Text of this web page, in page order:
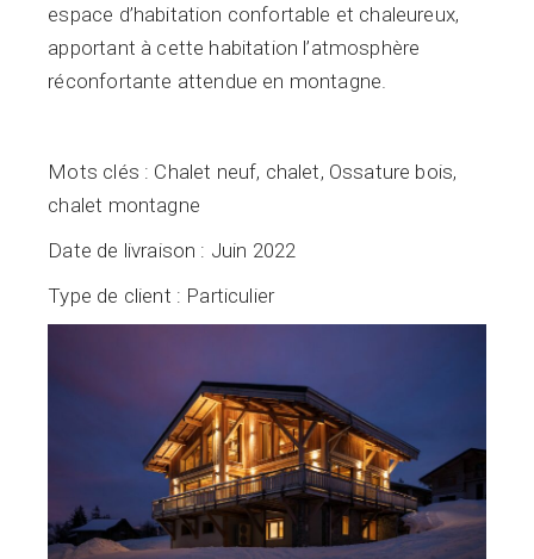
espace d’habitation confortable et chaleureux,
apportant à cette habitation l’atmosphère
réconfortante attendue en montagne.
Mots clés : Chalet neuf, chalet, Ossature bois,
chalet montagne
Date de livraison : Juin 2022
Type de client : Particulier